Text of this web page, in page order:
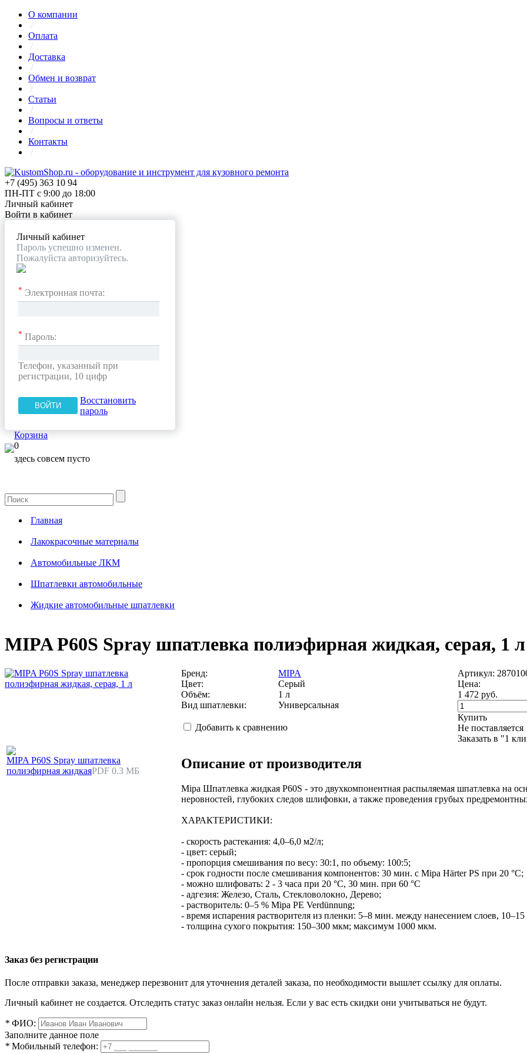
О компании
/
Оплата
/
Доставка
/
Обмен и возврат
/
Статьи
/
Вопросы и ответы
/
Контакты
/
+7 (495) 363 10 94
ПН-ПТ с 9:00 до 18:00
Личный кабинет
Войти в кабинет
Личный кабинет
Пароль успешно изменен.
Пожалуйста авторизуйтесь.
* Электронная почта:
* Пароль:
Телефон, указанный при
регистрации, 10 цифр
Восстановить
пароль
Корзина
0
здесь совсем пусто
Главная
Лакокрасочные материалы
Автомобильные ЛКМ
Шпатлевки автомобильные
Жидкие автомобильные шпатлевки
MIPA P60S Spray шпатлевка полиэфирная жидкая, серая, 1 л
Бренд:
MIPA
Цвет:
Серый
Объём:
1 л
Вид шпатлевки:
Универсальная
Добавить к сравнению
Артикул:
Цена:
1 472 руб.
Купить
Не поставляется
Заказать в "1
MIPA P60S Spray шпатлевка
полиэфирная жидкаяPDF 0.3 МБ Описание от производителя
Mipa Шпатлевка жидкая P60S - это двухкомпонентная распыляемая шпатлевка на
неровностей, глубоких следов шлифовки, а также проведения грубых
ХАРАКТЕРИСТИКИ:
- скорость растекания: 4,0–6,0 м2/л;
- цвет: серый;
- пропорция смешивания по весу: 30:1, по объему: 100:5;
- срок годности после смешивания компонентов: 30 мин. с Mipa Härter PS при 20 °C;
- можно шлифовать: 2 - 3 часа при 20 °C, 30 мин. при 60 °C
- адгезия: Железо, Сталь, Стекловолокно, Дерево;
- растворитель: 0–5 % Mipa PE Verdünnung;
- время испарения растворителя из пленки: 5–8 мин. между нанесением слоев,
- толщина сухого покрытия: 150–300 мкм; максимум 1000 мкм.
Заказ без регистрации
После отправки заказа, менеджер перезвонит для уточнения деталей заказа, по необходимости вышлет ссылку для оплаты.
Личный кабинет не создается. Отследить статус заказ онлайн нельзя. Если у вас есть скидки они учитываться не будут.
* ФИО:
Заполните данное поле
* Мобильный телефон: